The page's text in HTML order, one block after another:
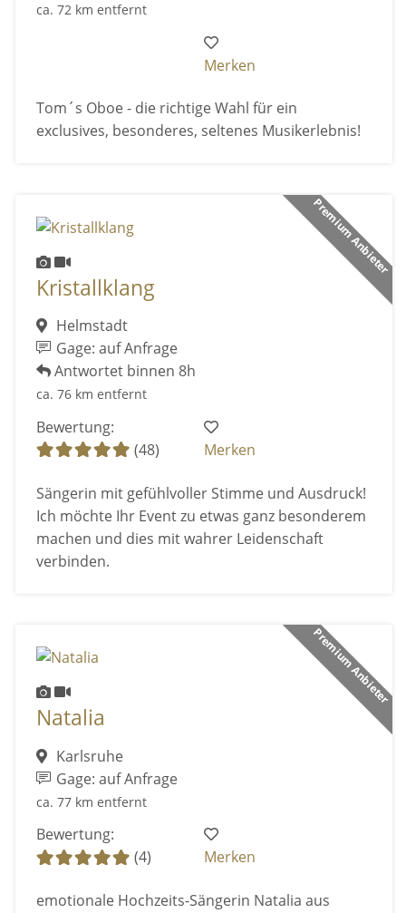
ca. 72 km entfernt
Merken
Tom´s Oboe - die richtige Wahl für ein
exclusives, besonderes, seltenes Musikerlebnis!
Premium Anbieter
Kristallklang
Helmstadt
Gage: auf Anfrage
Antwortet binnen 8h
ca. 76 km entfernt
Bewertung:
(48)
Merken
Sängerin mit gefühlvoller Stimme und Ausdruck!
Ich möchte Ihr Event zu etwas ganz besonderem
machen und dies mit wahrer Leidenschaft
verbinden.
Premium Anbieter
Natalia
Karlsruhe
Gage: auf Anfrage
ca. 77 km entfernt
Bewertung:
(4)
Merken
emotionale Hochzeits-Sängerin Natalia aus